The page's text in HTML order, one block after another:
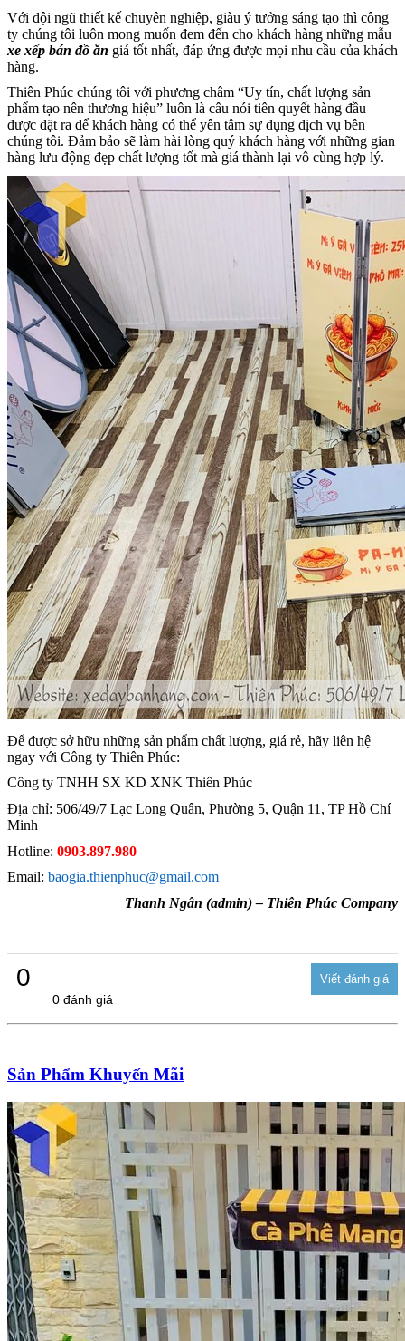
Với đội ngũ thiết kế chuyên nghiệp, giàu ý tưởng sáng tạo thì công
ty chúng tôi luôn mong muốn đem đến cho khách hàng những mẫu
xe xếp bán đồ ăn giá tốt nhất, đáp ứng được mọi nhu cầu của khách
hàng.
Thiên Phúc chúng tôi với phương châm “Uy tín, chất lượng sản
phẩm tạo nên thương hiệu” luôn là câu nói tiên quyết hàng đầu
được đặt ra để khách hàng có thể yên tâm sự dụng dịch vụ bên
chúng tôi. Đảm bảo sẽ làm hài lòng quý khách hàng với những gian
hàng lưu động đẹp chất lượng tốt mà giá thành lại vô cùng hợp lý.
Để được sở hữu những sản phẩm chất lượng, giá rẻ, hãy liên hệ
ngay với Công ty Thiên Phúc:
Công ty TNHH SX KD XNK Thiên Phúc
Địa chỉ: 506/49/7 Lạc Long Quân, Phường 5, Quận 11, TP Hồ Chí
Minh
Hotline: 0903.897.980
Email: baogia.thienphuc@gmail.com
Thanh Ngân (admin) – Thiên Phúc Company
0
0 đánh giá
Sản Phẩm Khuyến Mãi